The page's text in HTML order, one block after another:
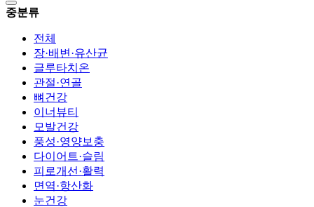
중분류
전체
장·배변·유산균
글루타치온
관절·연골
뼈건강
이너뷰티
모발건강
풍성·영양보충
다이어트·슬림
피로개선·활력
면역·항산화
눈건강